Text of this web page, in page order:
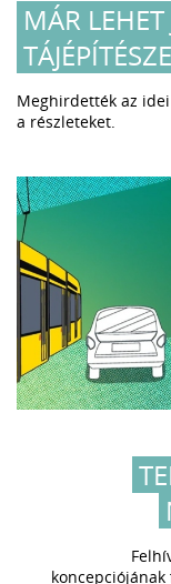
MÁR
Meghirdették az
a részleteket.